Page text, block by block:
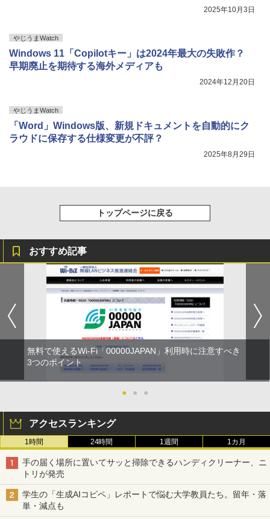
2025年10月3日
やじうまWatch
Windows 11「Copilotキー」は2024年最大の失敗作？
早期廃止を期待する海外メディアも
2024年12月20日
やじうまWatch
「Word」Windows版、新規ドキュメントを自動的にク
ラウドに保存する仕様変更が不評？
2025年8月29日
トップページに戻る
おすすめ記事
無料で使えるWi-Fi「00000JAPAN」利用時に注意すべき
3つのポイント
● ● ●
アクセスランキング
1時間 24時間 1週間 1カ月
手の届く場所に置いてサッと掃除できるハンディクリーナー、ニ
トリが発売
学生の「生成AIコピペ」レポートで悩む大学教員たち。留年・落
単・減点も